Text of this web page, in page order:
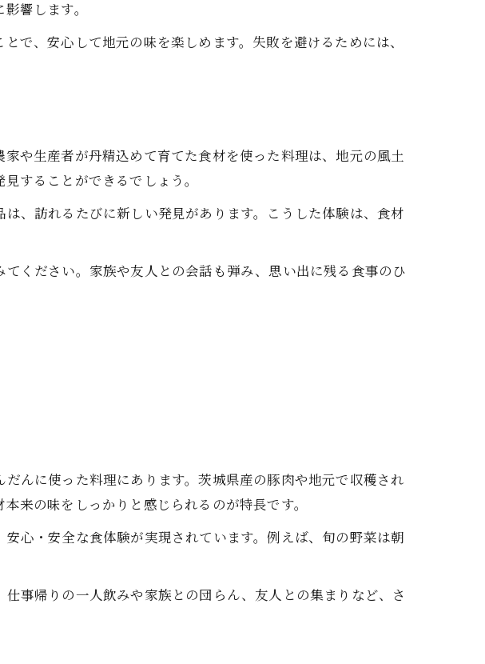
響します。
で、安心して地元の味を楽しめます。失敗を避けるためには、
や生産者が丹精込めて育てた食材を使った料理は、地元の風土
することができるでしょう。
、訪れるたびに新しい発見があります。こうした体験は、食材
ください。家族や友人との会話も弾み、思い出に残る食事のひ
んに使った料理にあります。茨城県産の豚肉や地元で収穫され
来の味をしっかりと感じられるのが特長です。
心・安全な食体験が実現されています。例えば、旬の野菜は朝
事帰りの一人飲みや家族との団らん、友人との集まりなど、さ